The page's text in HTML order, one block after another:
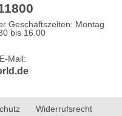
Geschäftszeiten: Montag
bis 16.00
Mail:
Widerrufsrecht